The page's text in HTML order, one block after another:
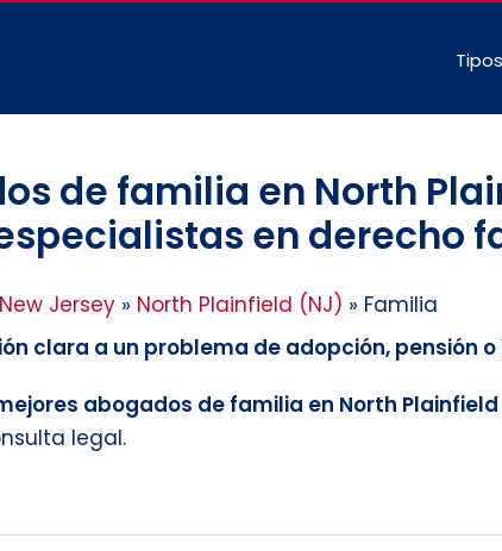
de familia en North
en derecho
New Jersey » North Plainfield (NJ) » Familia
clara a un problema de adopción, pensión o
abogados de familia en North
legal.